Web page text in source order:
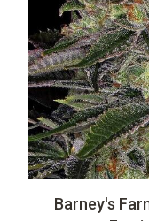
Barney's